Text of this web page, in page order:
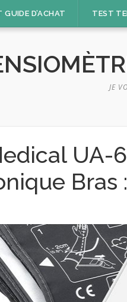
GUIDE D’ACHAT TEST
JE
UA-
Bras